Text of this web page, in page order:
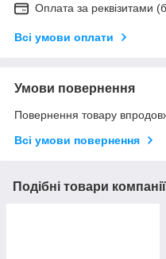
Оплата за реквізитами
Всі умови оплати
Умови повернення
Повернення товару
Всі умови повернення
Подібні товари компанії